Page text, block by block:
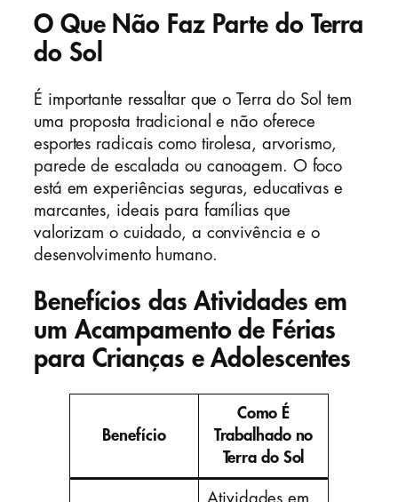
O Que Não Faz Parte do Terra
do Sol
É importante ressaltar que o Terra do Sol tem
uma proposta tradicional e não oferece
esportes radicais como tirolesa, arvorismo,
parede de escalada ou canoagem. O foco
está em experiências seguras, educativas e
marcantes, ideais para famílias que
valorizam o cuidado, a convivência e o
desenvolvimento humano.
Benefícios das Atividades em
um Acampamento de Férias
para Crianças e Adolescentes
Benefício
Como É
Trabalhado no
Terra do Sol
Atividades em